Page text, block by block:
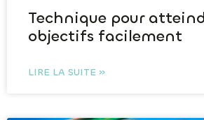
Technique pour
objectifs facilement
LIRE LA SUITE »